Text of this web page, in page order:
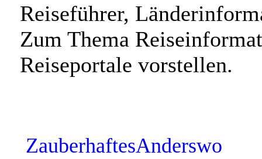
Reiseführer,
Zum Thema
Reiseportale vorstellen.
ZauberhaftesAnderswo